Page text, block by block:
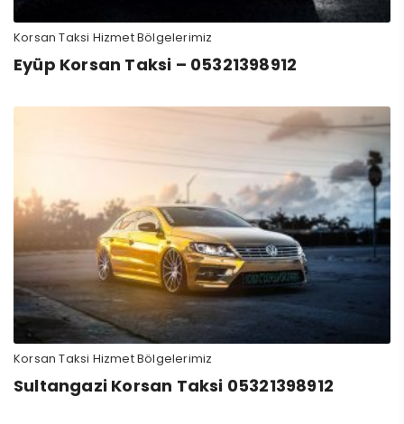
Korsan Taksi Hizmet Bölgelerimiz
Eyüp Korsan Taksi – 05321398912
Korsan Taksi Hizmet Bölgelerimiz
Sultangazi Korsan Taksi 05321398912